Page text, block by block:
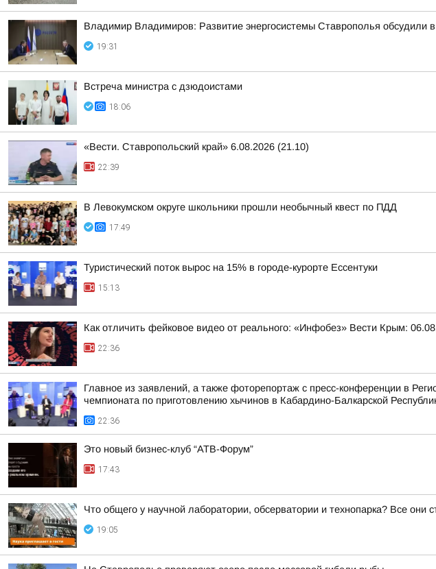
Владимир Владимиров: Развитие энергосистемы Ставрополья
19:31
Встреча министра с дзюдоистами
18:06
«Вести. Ставропольский край» 6.08.2026 (21.10)
22:39
В Левокумском округе школьники прошли необычный квест по ПДД
17:49
Туристический поток вырос на 15% в городе-курорте Ессентуки
15:13
Как отличить фейковое видео от реального: «Инфобез» Вести Крым:
22:36
Главное из заявлений, а также фоторепортаж с пресс-конференции в
чемпионата по приготовлению хычинов в Кабардино-Балкарской
22:36
Это новый бизнес-клуб “АТВ-Форум”
17:43
Что общего у научной лаборатории, обсерватории и технопарка? Все они
19:05